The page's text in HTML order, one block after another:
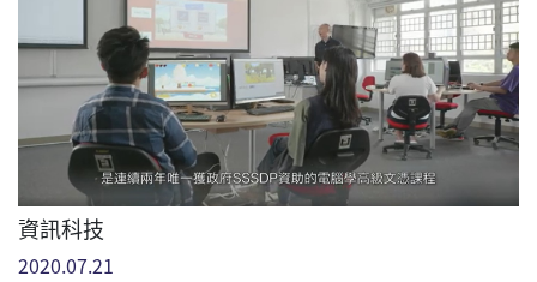
資訊科技
2020.07.21